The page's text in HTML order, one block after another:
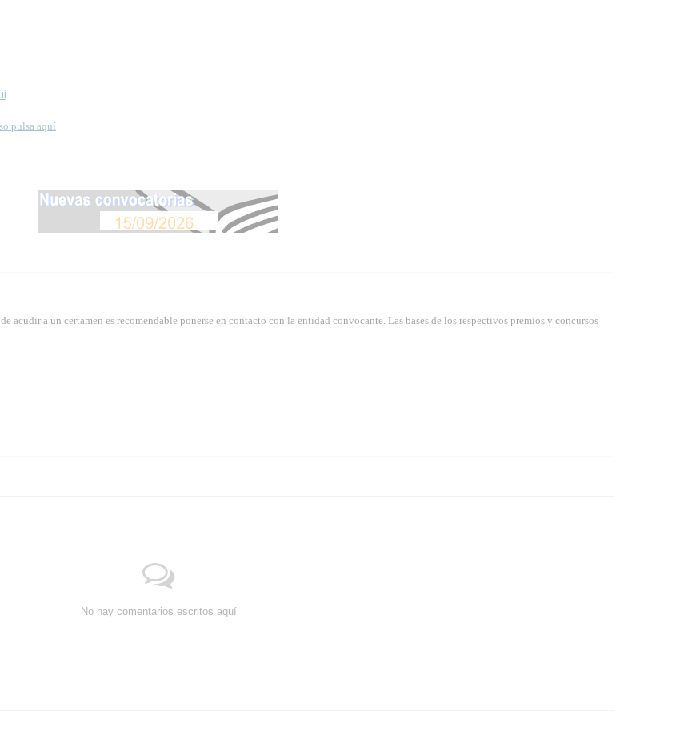
pulsa aquí
acudir a un certamen es recomendable ponerse en contacto con la entidad convocante. Las bases de los respectivos premios y concursos
No hay comentarios escritos aquí